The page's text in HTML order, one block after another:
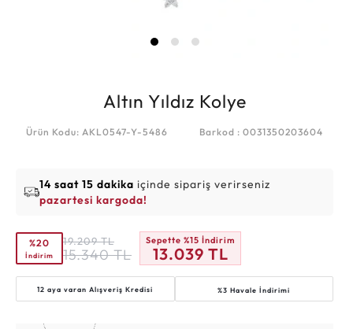
Altın Yıldız Kolye
Ürün Kodu: AKL0547-Y-5486 Barkod : 0031350203604
14 saat 15 dakika içinde sipariş verirseniz
pazartesi kargoda!
%20
İndirim
19.209 TL
15.340 TL
Sepette %15 İndirim
13.039 TL
12 aya varanAlışveriş Kredisi %3 Havale İndirimi